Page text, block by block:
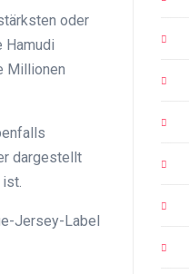
oder
Hamudi
Millionen
dargestellt
Jersey-Label